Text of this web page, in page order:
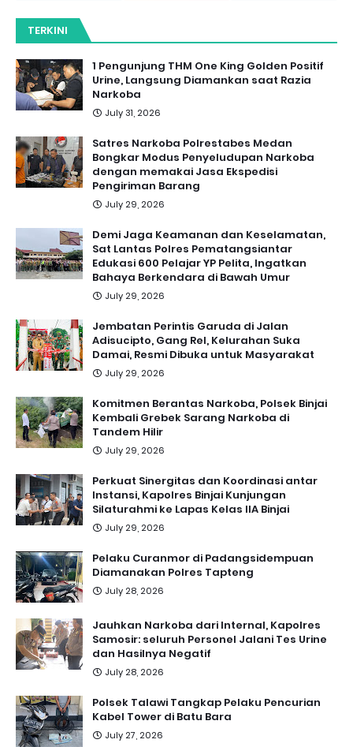
TERKINI
1 Pengunjung THM One King Golden Positif
Urine, Langsung Diamankan saat Razia
Narkoba
July 31, 2026
Satres Narkoba Polrestabes Medan
Bongkar Modus Penyeludupan Narkoba
dengan memakai Jasa Ekspedisi
Pengiriman Barang
July 29, 2026
Demi Jaga Keamanan dan Keselamatan,
Sat Lantas Polres Pematangsiantar
Edukasi 600 Pelajar YP Pelita, Ingatkan
Bahaya Berkendara di Bawah Umur
July 29, 2026
Jembatan Perintis Garuda di Jalan
Adisucipto, Gang Rel, Kelurahan Suka
Damai, Resmi Dibuka untuk Masyarakat
July 29, 2026
Komitmen Berantas Narkoba, Polsek Binjai
Kembali Grebek Sarang Narkoba di
Tandem Hilir
July 29, 2026
Perkuat Sinergitas dan Koordinasi antar
Instansi, Kapolres Binjai Kunjungan
Silaturahmi ke Lapas Kelas IIA Binjai
July 29, 2026
Pelaku Curanmor di Padangsidempuan
Diamanakan Polres Tapteng
July 28, 2026
Jauhkan Narkoba dari Internal, Kapolres
Samosir: seluruh Personel Jalani Tes Urine
dan Hasilnya Negatif
July 28, 2026
Polsek Talawi Tangkap Pelaku Pencurian
Kabel Tower di Batu Bara
July 27, 2026